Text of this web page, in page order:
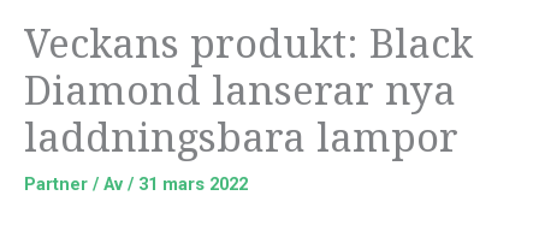
Veckans produkt: Black
Diamond lanserar nya
laddningsbara lampor
Partner / Av / 31 mars 2022